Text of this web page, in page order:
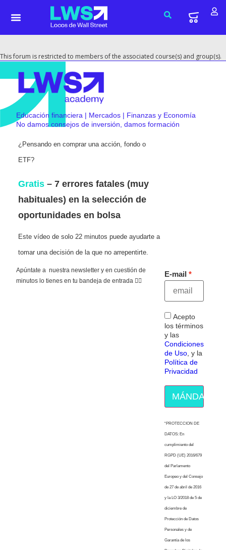
This forum is restricted to members of the associated course(s) and group(s).
Educación financiera | Mercados | Finanzas y Economía
No damos consejos de inversión, damos formación
¿Pensando en comprar una acción, fondo o
ETF?
Gratis – 7 errores fatales (muy
habituales) en la selección de
oportunidades en bolsa
Este vídeo de solo 22 minutos puede ayudarte a
tomar una decisión de la que no arrepentirte.
Apúntate a nuestra newsletter y en cuestión de
minutos lo tienes en tu bandeja de entrada 👇🏻
E-mail
Acepto
los términos
y las
Condiciones
de Uso, y la
Política de
Privacidad
MÁNDAME
“PROTECCION DE
DATOS: En
cumplimiento del
RGPD (UE) 2016/679
del Parlamento
Europeo y del Consejo
de 27 de abril de 2016
y la LO 3/2018 de 5 de
diciembre de
Protección de Datos
Personales y de
Garantía de los